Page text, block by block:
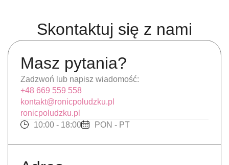
Skontaktuj się z nami
Masz pytania?
Zadzwoń lub napisz wiadomość:
+48 669 559 558
kontakt@ronicpoludzku.pl
ronicpoludzku.pl
10:00 - 18:00
PON - PT